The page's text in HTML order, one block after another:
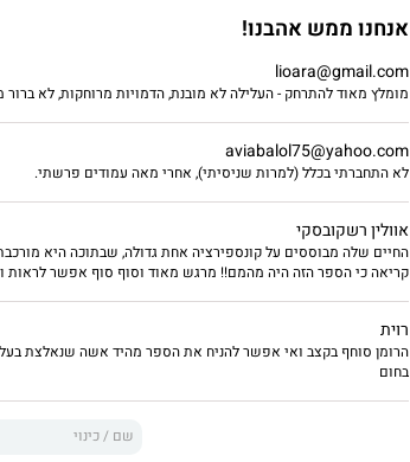
***
העבר ממשיך לרדוף אותה. ההווה הופך
מרוצצים את רוחה. היא מיטלטלת בין אובדן
אנחנו ממש אהבנו!
lioara@gmail.com
מומלץ מאוד להתרחק - העלילה לא מובנת, הדמויות מרוחקות, לא
aviabalol75@yahoo.com
לא התחברתי בכלל (למרות שניסיתי), אחרי מאה עמודים פרשתי.
אוולין רשקובסקי
החיים שלה מבוססים על קונספירציה אחת גדולה, שבתוכה היא
קריאה כי הספר הזה היה מהמם!! מרגש מאוד וסוף סוף אפשר לראות
רוית
הרומן סוחף בקצב ואי אפשר להניח את הספר מהיד אשה שנאלצת
בחום